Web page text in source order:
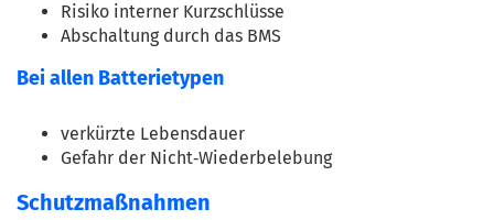
Risiko interner Kurzschlüsse
Abschaltung durch das BMS
Bei allen Batterietypen
verkürzte Lebensdauer
Gefahr der Nicht‑Wiederbelebung
Schutzmaßnahmen